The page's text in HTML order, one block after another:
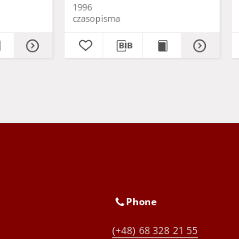
1996
czasopisma
Phone
(+48) 68 328 21 55